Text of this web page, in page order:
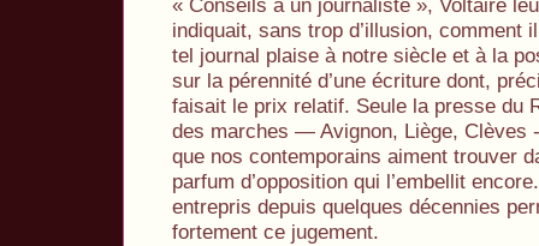
« Conseils à un journaliste », Voltaire
indiquait, sans trop d’illusion, comment
tel journal plaise à notre siècle et à la
sur la pérennité d’une écriture dont,
faisait le prix relatif. Seule la presse du
des marches — Avignon, Liège, Clèves
que nos contemporains aiment trouver
parfum d’opposition qui l’embellit
entrepris depuis quelques décennies
fortement ce jugement.